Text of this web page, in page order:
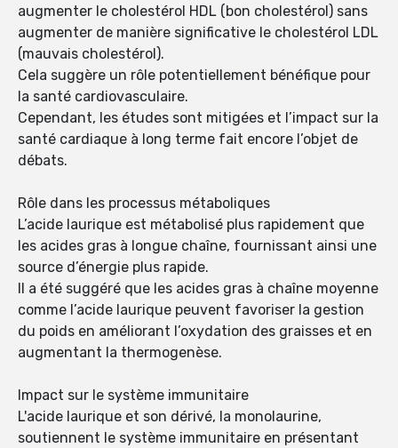
augmenter le cholestérol HDL (bon cholestérol) sans
augmenter de manière significative le cholestérol LDL
(mauvais cholestérol).
Cela suggère un rôle potentiellement bénéfique pour
la santé cardiovasculaire.
Cependant, les études sont mitigées et l’impact sur la
santé cardiaque à long terme fait encore l’objet de
débats.
Rôle dans les processus métaboliques
L’acide laurique est métabolisé plus rapidement que
les acides gras à longue chaîne, fournissant ainsi une
source d’énergie plus rapide.
Il a été suggéré que les acides gras à chaîne moyenne
comme l’acide laurique peuvent favoriser la gestion
du poids en améliorant l’oxydation des graisses et en
augmentant la thermogenèse.
Impact sur le système immunitaire
L'acide laurique et son dérivé, la monolaurine,
soutiennent le système immunitaire en présentant